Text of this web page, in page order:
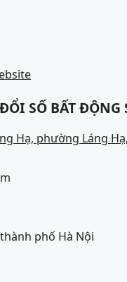
SỐ BẤT ĐỘNG
Hạ, phường Láng
phố Hà Nội